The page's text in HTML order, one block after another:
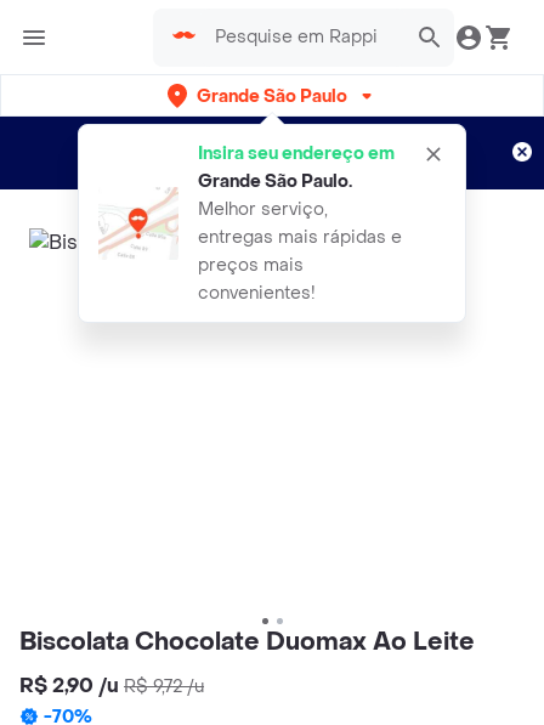
Grande São Paulo
Insira seu endereço em
Grande São Paulo.
Melhor serviço,
entregas mais rápidas e
preços mais
convenientes!
Entregas grátis por 15 dias!
Aplicam T&C
Biscolata Chocolate Duomax Ao Leite
R$ 2,90 /u R$ 9,72/u
-70%